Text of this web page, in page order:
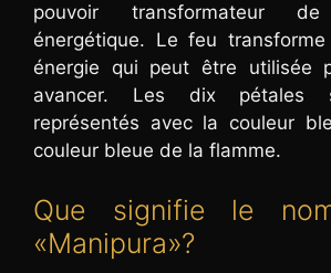
pouvoir transformateur
énergétique. Le feu
énergie qui peut être utilisée
avancer. Les dix pétales
représentés avec la couleur
couleur bleue de la flamme.
Que signifie le
«Manipura»?